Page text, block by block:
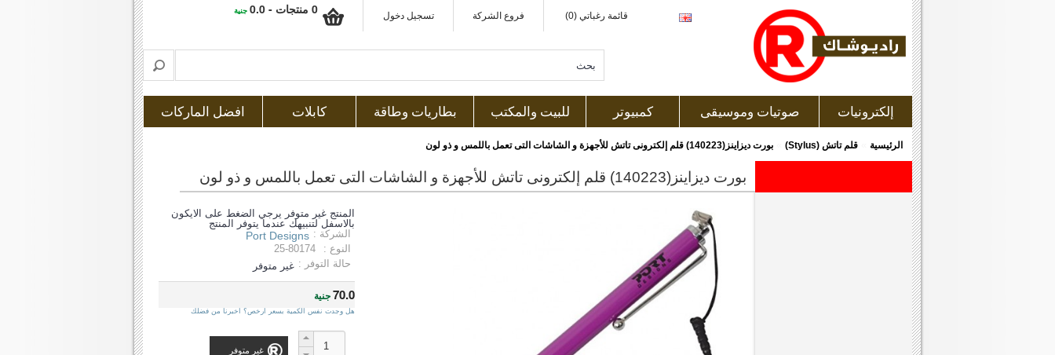
قائمة رغباتي (0) فروع الشركة تسجيل دخول 0 منتجات - 0.0 جنية
إلكترونيات صوتيات وموسيقى كمبيوتر للبيت والمكتب بطاريات وطاقة كابلات افضل الماركات
الرئيسية قلم تاتش (Stylus) بورت ديزاينز(140223) قلم إلكترونى تاتش للأجهزة و الشاشات التى تعمل باللمس و ذو لون
بورت ديزاينز(140223) قلم إلكترونى تاتش للأجهزة و الشاشات التى تعمل باللمس و ذو لون
المنتج غير متوفر يرجي الضغط على الايكون
بالاسفل لتنبيهك عندما يتوفر المنتج
الشركة : Port Designs
النوع :
25-80174
حالة التوفر : غير متوفر
70.0جنية
هل وجدت نفس الكمية بسعر ارخص؟ اخبرنا من فضلك
غير متوفر